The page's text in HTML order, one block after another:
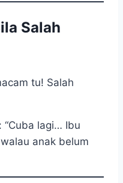
Salah
tu! Salah
“Cuba lagi… Ibu
anak belum